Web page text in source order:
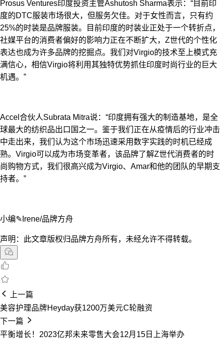
Prosus Ventures印度投资主管Ashutosh Sharma表示：“目前印
度的DTC服装市场很大，但服务欠佳。对于女性而言，只有约
25%的时装是品牌服装。目前印度的时装业正处于一个转折点，
社媒平台的消费者偏好的影响力正在不断扩大，Z世代的个性化
表达也成为许多品牌的挖掘点。我们对Virgio的技术至上模式充
满信心，相信Virgio将利用其独特优势抓住印度时尚行业的巨大
机遇。”
Accel合伙人Subrata Mitra说：“印度拥有强大的制造基地，是全
球最大的纺织品出口国之一。鉴于我们正在从疫情后的行业冲击
中走出来，我们认为这个市场迅速采用数字实践的时机已经成
熟。Virgio可以成为市场变革者，该品牌了解Z世代消费者的时
尚购物方式，我们很高兴成为Virgio、Amar和他的团队的早期支
持者。”
小编✎Irene/品牌方舟
声明：此文章版权归品牌方舟所有，未经允许不得转载。
上一篇
美容护理品牌Heyday获1200万美元C轮融资
下一篇
平衡增长！2023亿邦未来零售大会12月15日上海举办